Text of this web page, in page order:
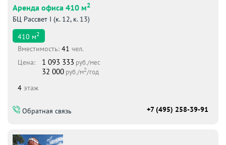
Аренда офиса 410 м2
БЦ Рассвет I (к. 12, к. 13)
410 м2
Вместимоcть: 41 чел.
Цена:
1 093 333 руб./мес
32 000 руб./м2/год
4 этаж
Обратная связь +7 (495) 258-39-91